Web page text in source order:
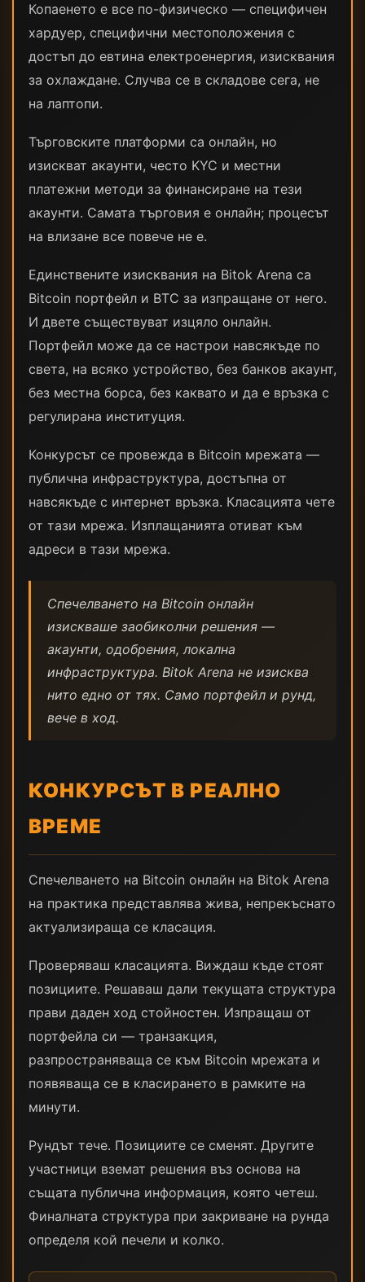
Копаенето е все по-физическо — специфичен
хардуер, специфични местоположения с
достъп до евтина електроенергия, изисквания
за охлаждане. Случва се в складове сега, не
на лаптопи.
Търговските платформи са онлайн, но
изискват акаунти, често KYC и местни
платежни методи за финансиране на тези
акаунти. Самата търговия е онлайн; процесът
на влизане все повече не е.
Единствените изисквания на Bitok Arena са
Bitcoin портфейл и BTC за изпращане от него.
И двете съществуват изцяло онлайн.
Портфейл може да се настрои навсякъде по
света, на всяко устройство, без банков акаунт,
без местна борса, без каквато и да е връзка с
регулирана институция.
Конкурсът се провежда в Bitcoin мрежата —
публична инфраструктура, достъпна от
навсякъде с интернет връзка. Класацията чете
от тази мрежа. Изплащанията отиват към
адреси в тази мрежа.
Спечелването на Bitcoin онлайн
изискваше заобиколни решения —
акаунти, одобрения, локална
инфраструктура. Bitok Arena не изисква
нито едно от тях. Само портфейл и рунд,
вече в ход.
КОНКУРСЪТ В РЕАЛНО
ВРЕМЕ
Спечелването на Bitcoin онлайн на Bitok Arena
на практика представлява жива, непрекъснато
актуализираща се класация.
Проверяваш класацията. Виждаш къде стоят
позициите. Решаваш дали текущата структура
прави даден ход стойностен. Изпращаш от
портфейла си — транзакция,
разпространяваща се към Bitcoin мрежата и
появяваща се в класирането в рамките на
минути.
Рундът тече. Позициите се сменят. Другите
участници вземат решения въз основа на
същата публична информация, която четеш.
Финалната структура при закриване на рунда
определя кой печели и колко.